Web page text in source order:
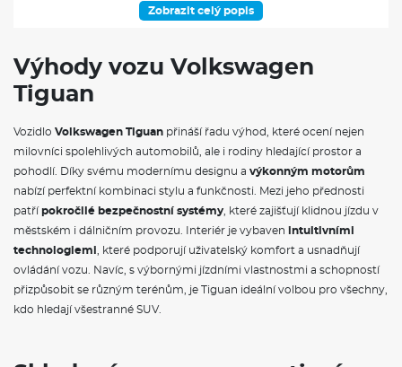
posuvná a sklopná zadní sedadla s loketní opěrkou, držáky
prostoru, adaptivní tempomat ACC s funkcí Stop & Go,
prediktivní regulací rychlosti a asistencí pro jízdu v zatáčkách,
alarm s ostrahou interiéru, senzorem naklonění a záložní
houkačkou, ambientní osvětlení interiéru s výběrem z 10
klimatizace se senzorem kvality vzduchu, bezklíčové
odemykání a zamykání Keyless Access se systémem
SAFELOCK, rozpoznávání chodců, dešťový senzor,
elektromechanická parkovací brzda s funkcí Auto Hold, Front
vnějších klik dveří, LED světlomety s LED denním svícením,
automatickým spínačem světlometů a funkcemi Coming
Home a Leaving Home, LED zadní světla, Light Assist,
multifunkční volič jízdních režimů s dotykovým displejem a
funkcemi Atmospheres, paket IQ.DRIVE zahrnující 360°
230V zásuvku v zavazadlovém prostoru, paměť parkování,
Connect a We Connect Plus, rozpoznávání dopravních
Zobrazit celý popis
Výhody vozu Volkswagen
Tiguan
Vozidlo Volkswagen Tiguan přináší řadu výhod, které ocení nejen
milovníci spolehlivých automobilů, ale i rodiny hledající prostor a
pohodlí. Díky svému modernímu designu a výkonným motorům
nabízí perfektní kombinaci stylu a funkčnosti. Mezi jeho přednosti
patřípokročilé bezpečnostní systémy , které zajišťují klidnou jízdu v
městském i dálničním provozu. Interiér je vybaven
intuitivními
technologiemi
, které podporují uživatelský komfort a usnadňují
ovládání vozu. Navíc, s výbornými jízdními vlastnostmi a schopností
přizpůsobit se různým terénům, je Tiguan ideální volbou pro všechny,
kdo hledají všestranné SUV.